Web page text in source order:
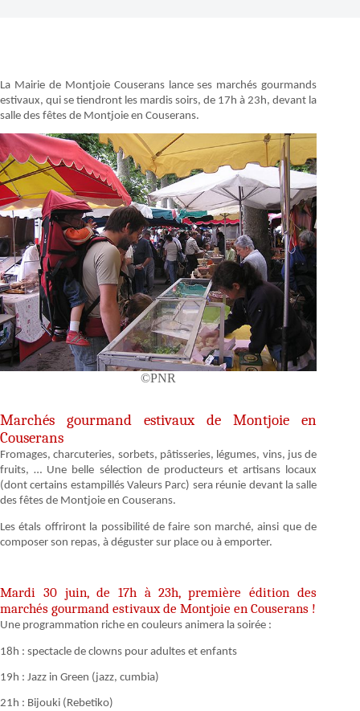
La Mairie de Montjoie Couserans lance ses marchés gourmands
estivaux, qui se tiendront les mardis soirs, de 17h à 23h, devant la
salle des fêtes de Montjoie en Couserans.
©PNR
Marchés gourmand estivaux de Montjoie en
Couserans
Fromages, charcuteries, sorbets, pâtisseries, légumes, vins, jus de
fruits, … Une belle sélection de producteurs et artisans locaux
(dont certains estampillés Valeurs Parc) sera réunie devant la salle
des fêtes de Montjoie en Couserans.
Les étals offriront la possibilité de faire son marché, ainsi que de
composer son repas, à déguster sur place ou à emporter.
Mardi 30 juin, de 17h à 23h, première édition des
marchés gourmand estivaux de Montjoie en Couserans !
Une programmation riche en couleurs animera la soirée :
18h : spectacle de clowns pour adultes et enfants
19h : Jazz in Green (jazz, cumbia)
21h : Bijouki (Rebetiko)